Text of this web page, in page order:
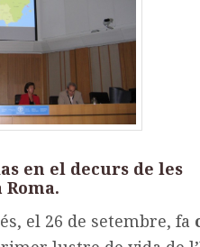
en el decurs de les
el 26 de setembre, fa